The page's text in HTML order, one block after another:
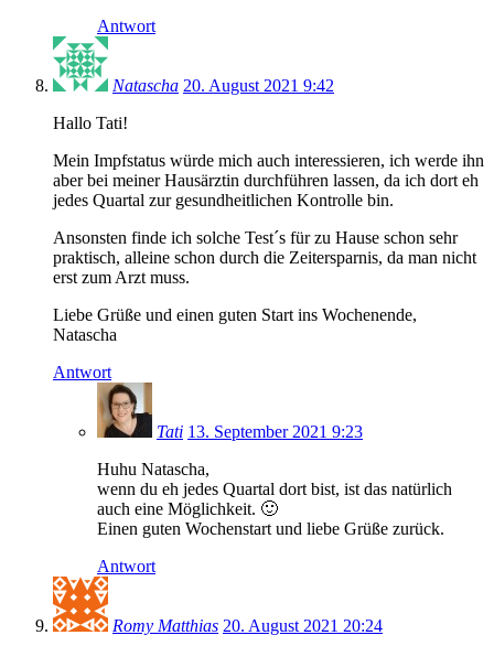
Antwort
Natascha 20. August 2021 9:42
Hallo Tati!
Mein Impfstatus würde mich auch interessieren, ich werde ihn
aber bei meiner Hausärztin durchführen lassen, da ich dort eh
jedes Quartal zur gesundheitlichen Kontrolle bin.
Ansonsten finde ich solche Test´s für zu Hause schon sehr
praktisch, alleine schon durch die Zeitersparnis, da man nicht
erst zum Arzt muss.
Liebe Grüße und einen guten Start ins Wochenende,
Natascha
Antwort
Tati 13. September 2021 9:23
Huhu Natascha,
wenn du eh jedes Quartal dort bist, ist das natürlich
auch eine Möglichkeit. 🙂
Einen guten Wochenstart und liebe Grüße zurück.
Antwort
Romy Matthias 20. August 2021 20:24